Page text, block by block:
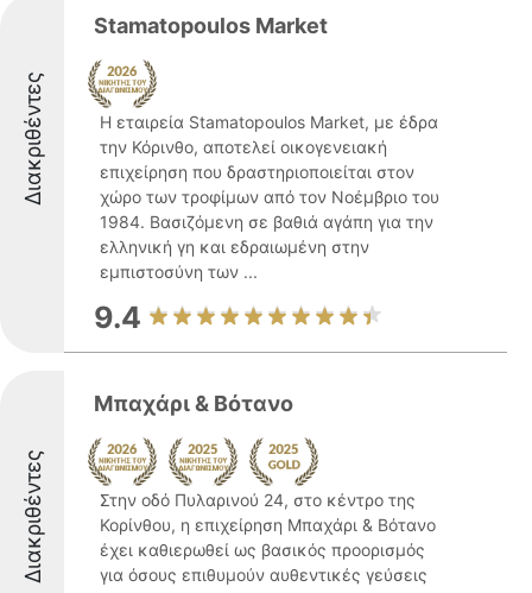
Διακριθέντες
Stamatopoulos Market
Η εταιρεία Stamatopoulos Market, με έδρα
την Κόρινθο, αποτελεί οικογενειακή
επιχείρηση που δραστηριοποιείται στον
χώρο των τροφίμων από τον Νοέμβριο του
1984. Βασιζόμενη σε βαθιά αγάπη για την
ελληνική γη και εδραιωμένη στην
εμπιστοσύνη των ...
9.4
Διακριθέντες
Μπαχάρι & Βότανο
Στην οδό Πυλαρινού 24, στο κέντρο της
Κορίνθου, η επιχείρηση Μπαχάρι & Βότανο
έχει καθιερωθεί ως βασικός προορισμός
για όσους επιθυμούν αυθεντικές γεύσεις